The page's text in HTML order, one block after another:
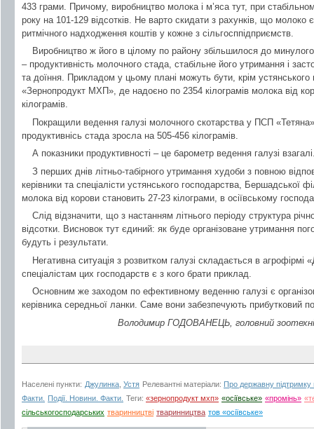
433 грами. Причому, виробництво молока і м’яса тут, при
року на 101-129 відсотків. Не варто скидати з рахунків, що молоко
ритмічного надходження коштів у кожне з сільгосппідприємств.
Виробництво ж його в цілому по району збільшилося до
– продуктивність молочного стада, стабільне його утримання і
та доїння. Прикладом у цьому плані можуть бути, крім
«Зернопродукт МХП», де надоєно по 2354 кілограмів молока від
кілограмів.
Покращили ведення галузі молочного скотарства у ПСП
продуктивнісь стада зросла на 505-456 кілограмів.
А показники продуктивності – це барометр ведення галузі
З перших днів літньо-табірного утримання худоби з повною
керівники та спеціалісти устянського господарства, Бершадської
молока від корови становить 27-23 кілограми, в осіївському
Слід відзначити, що з настанням літнього періоду структура
відсотки. Висновок тут єдиний: як буде організоване утримання
будуть і результати.
Негативна ситуація з розвитком галузі складається в
спеціалістам цих господарств є з кого брати приклад.
Основним же заходом по ефективному веденню галузі є
керівника середньої ланки. Саме вони забезпечують прибутковий
Володимир ГОДОВАНЕЦЬ, головний
Населені пункти: Джулинка Устя Релевантні матеріали: Про державну
Факти.
Події. Новини. Факти. Теги: «зернопродукт мхп» «осіївське» «промінь»
сільськогосподарських тваринництві тваринництва тов «осіївське»